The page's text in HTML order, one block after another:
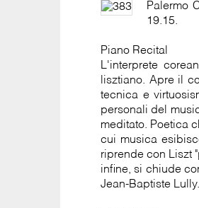
Palermo
19.15.
Piano Recital
L'interprete
lisztiano. Apre il
tecnica e
personali del
meditato. Poetica
cui musica
riprende con Liszt
infine, si chiude
Jean-Baptiste Lully.